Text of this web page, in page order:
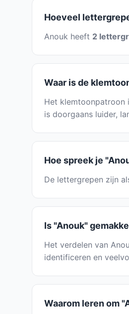
Hoeveel
Anouk heeft 2
Waar is de
Het klemtoonpatroon
is doorgaans luider,
Hoe spreek je
De lettergrepen zijn
Is "Anouk"
Het verdelen van
identificeren en
Waarom leren om